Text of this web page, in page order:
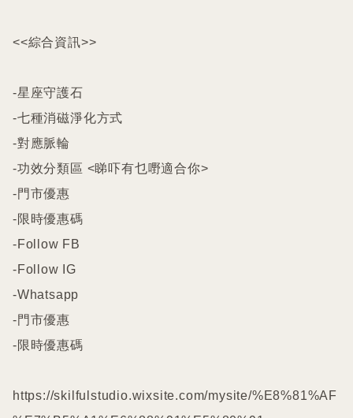
<<綜合資訊>>
-星座守護石
-七種消磁淨化方式
-對應脈輪
-功效分類區 <睇吓有乜嘢適合你>
-門市優惠
-限時優惠碼
-Follow FB
-Follow IG
-Whatsapp
-門市優惠
-限時優惠碼
https://skilfulstudio.wixsite.com/mysite/%E8%81%AF